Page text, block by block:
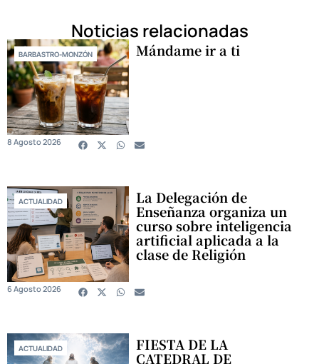
Noticias relacionadas
BARBASTRO-MONZÓN Mándame ir a ti
8 Agosto 2026
ACTUALIDAD La Delegación de
Enseñanza organiza un
curso sobre inteligencia
artificial aplicada a la
clase de Religión
6 Agosto 2026
ACTUALIDAD FIESTA DE LA
CATEDRAL DE